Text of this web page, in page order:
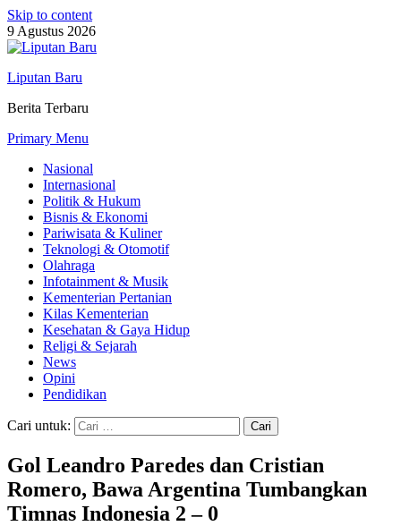
Skip to content
9 Agustus 2026
Liputan Baru
Berita Terbaru
Primary Menu
Nasional
Internasional
Politik & Hukum
Bisnis & Ekonomi
Pariwisata & Kuliner
Teknologi & Otomotif
Olahraga
Infotainment & Musik
Kementerian Pertanian
Kilas Kementerian
Kesehatan & Gaya Hidup
Religi & Sejarah
News
Opini
Pendidikan
Cari untuk:
Gol Leandro Paredes dan Cristian
Romero, Bawa Argentina Tumbangkan
Timnas Indonesia 2 – 0